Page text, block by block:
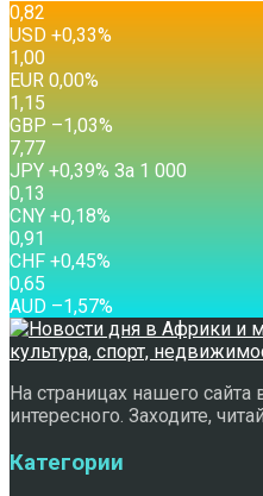
0,82
USD +0,33%
1,00
EUR 0,00%
1,15
GBP –1,03%
7,77
JPY +0,39% За 1 000
0,13
CNY +0,18%
0,91
CHF +0,45%
0,65
AUD –1,57%
На страницах нашего
интересного. Заходите,
Категории